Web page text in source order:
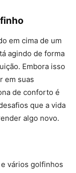
em cima de um
agindo de forma
Embora isso
em suas
de conforto é
que a vida
algo novo.
vários golfinhos